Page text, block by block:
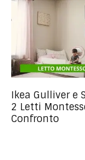
Ikea Gulliver e
2 Letti
Confronto